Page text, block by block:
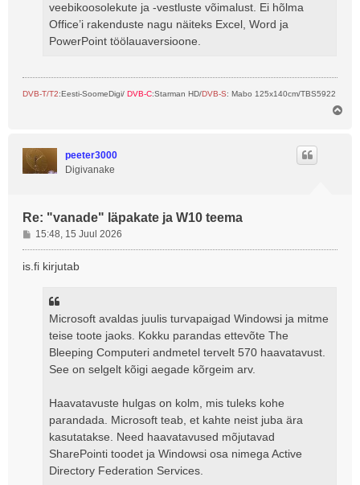
veebikoosolekute ja -vestluste võimalust. Ei hõlma
Office’i rakenduste nagu näiteks Excel, Word ja
PowerPoint töölauaversioone.
DVB-T/T2:Eesti-SoomeDigi/ DVB-C:Starman HD/DVB-S: Mabo 125x140cm/TBS5922
peeter3000
Digivanake
Re: "vanade" läpakate ja W10 teema
P
o
s
15:48, 15 Juul 2026
is.fi kirjutab
Microsoft avaldas juulis turvapaigad Windowsi ja mitme
teise toote jaoks. Kokku parandas ettevõte The
Bleeping Computeri andmetel tervelt 570 haavatavust.
See on selgelt kõigi aegade kõrgeim arv.
Haavatavuste hulgas on kolm, mis tuleks kohe
parandada. Microsoft teab, et kahte neist juba ära
kasutatakse. Need haavatavused mõjutavad
SharePointi toodet ja Windowsi osa nimega Active
Directory Federation Services.